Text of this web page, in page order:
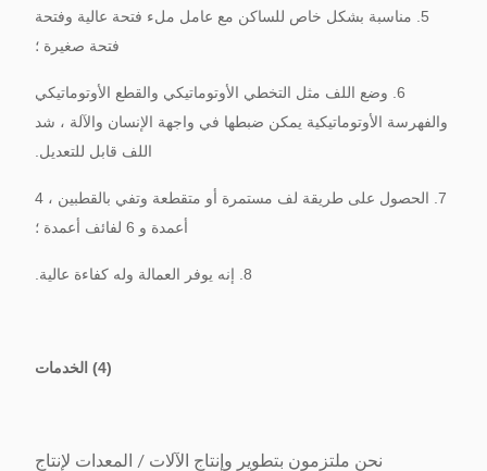
5. مناسبة بشكل خاص للساكن مع عامل ملء فتحة عالية وفتحة
فتحة صغيرة ؛
6. وضع اللف مثل التخطي الأوتوماتيكي والقطع الأوتوماتيكي
والفهرسة الأوتوماتيكية يمكن ضبطها في واجهة الإنسان والآلة ، شد
اللف قابل للتعديل.
7. الحصول على طريقة لف مستمرة أو متقطعة وتفي بالقطبين ، 4
أعمدة و 6 لفائف أعمدة ؛
8. إنه يوفر العمالة وله كفاءة عالية.
(4) الخدمات
نحن ملتزمون بتطوير وإنتاج الآلات / المعدات لإنتاج